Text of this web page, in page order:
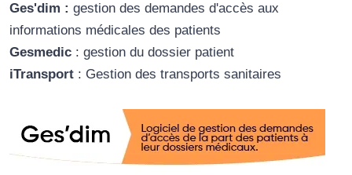
Ges'dim : gestion des demandes d'accès aux
informations médicales des patients
Gesmedic : gestion du dossier patient
iTransport : Gestion des transports sanitaires